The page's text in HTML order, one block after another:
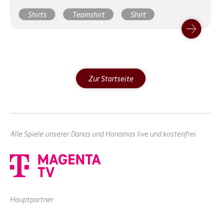
Shirts Teamshirt Shirt
Zur Startseite
Alle Spiele unserer Danas und Honamas live und kostenfrei
Hauptpartner